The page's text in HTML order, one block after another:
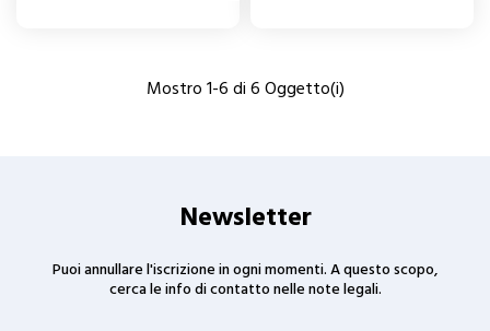
Mostro 1-6 di 6 Oggetto(i)
Newsletter
Puoi annullare l'iscrizione in ogni momenti. A questo scopo,
cerca le info di contatto nelle note legali.